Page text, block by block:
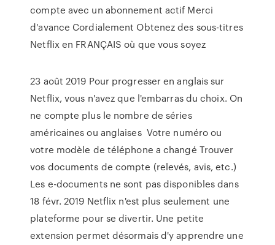
compte avec un abonnement actif Merci
d'avance Cordialement Obtenez des sous-titres
Netflix en FRANÇAIS où que vous soyez
23 août 2019 Pour progresser en anglais sur
Netflix, vous n'avez que l'embarras du choix. On
ne compte plus le nombre de séries
américaines ou anglaises Votre numéro ou
votre modèle de téléphone a changé Trouver
vos documents de compte (relevés, avis, etc.)
Les e-documents ne sont pas disponibles dans
18 févr. 2019 Netflix n'est plus seulement une
plateforme pour se divertir. Une petite
extension permet désormais d'y apprendre une